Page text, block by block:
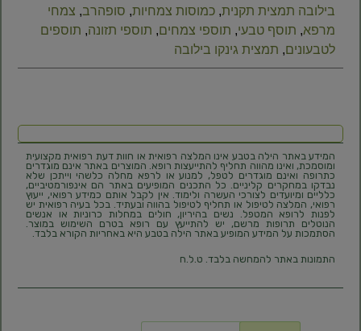
בילובה תמצית תקנית, כמוסות צמחיות, סופהרב, צמחי
מרפא, תוסף טבעי​, תוספי צמחים​, תוספי תזונה, תוספים
לטבעונים, תמצית גינקו בילובה
המידע באתר הילה בטבע אינו המלצה רפואית או חוות דעת רפואית מקצועית
ומוסמכת, ואינו מהווה תחליף להתייעצות רופא. המוצרים באתר אינם מוגדרים
כתרופה ואינם מוגדרים לטפל, למנוע או לרפא מחלה כלשהי וייתכן שלא
נבדקו במחקרים קליניים. כל התכנים המופיעים באתר הם אינפורמטיביים,
כלליים ומיועדים לצורכי העשרה ולימוד. אין לקבל אותם כמידע רפואי, ייעוץ
רפואי, המלצה לטיפול או תחליף לטיפול בהווה ובעתיד. בכל בעיה רפואית יש
לפנות לרופא המטפל. נשים בהיריון, חולים במחלות כרוניות או אנשים
הנוטלים תרופות מרשם, יש להתייעץ עם רופא בטרם השימוש במוצר.
הסתמכות על המידע המופיע באתר הילה בטבע היא באחריות הקורא בלבד.
התמונות באתר להמחשה בלבד. ט.ל.ח